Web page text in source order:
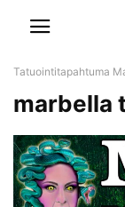
Tatuointitapahtuma
marbella